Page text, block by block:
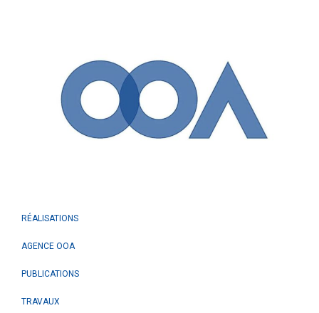
RÉALISATIONS
AGENCE OOA
PUBLICATIONS
TRAVAUX